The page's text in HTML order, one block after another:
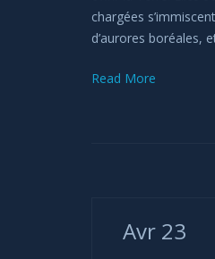
chargées
d’aurores boréales,
Read More
Avr 23